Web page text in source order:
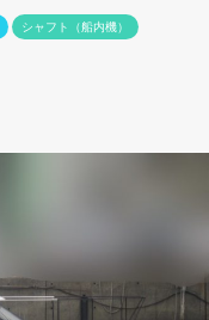
シャフト（船内機）